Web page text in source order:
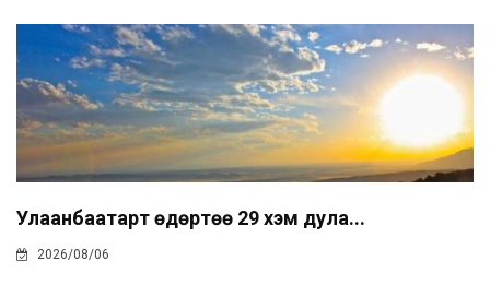
Улаанбаатарт өдөртөө 29 хэм дула...
2026/08/06